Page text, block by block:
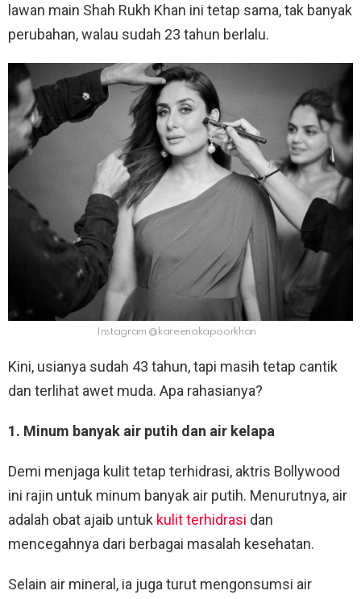
lawan main Shah Rukh Khan ini tetap sama, tak banyak
perubahan, walau sudah 23 tahun berlalu.
Instagram @kareenakapoorkhan
Kini, usianya sudah 43 tahun, tapi masih tetap cantik
dan terlihat awet muda. Apa rahasianya?
1. Minum banyak air putih dan air kelapa
Demi menjaga kulit tetap terhidrasi, aktris Bollywood
ini rajin untuk minum banyak air putih. Menurutnya, air
adalah obat ajaib untuk kulit terhidrasi dan
mencegahnya dari berbagai masalah kesehatan.
Selain air mineral, ia juga turut mengonsumsi air